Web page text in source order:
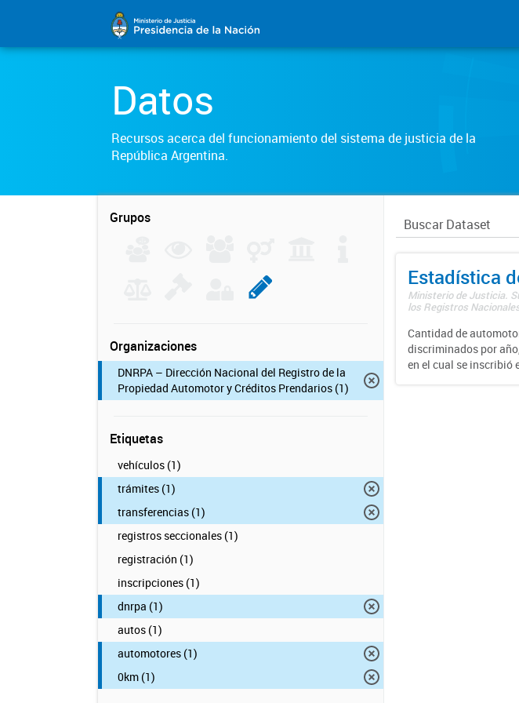
Datos
Recursos acerca del funcionamiento del sistema de justicia de la
República Argentina.
Grupos
Organizaciones
DNRPA – Dirección Nacional del Registro de la
Propiedad Automotor y Créditos Prendarios (1)
Etiquetas
vehículos (1)
trámites (1)
transferencias (1)
registros seccionales (1)
registración (1)
inscripciones (1)
dnrpa (1)
autos (1)
automotores (1)
0km (1)
Estadística
Ministerio de Justicia.
los Registros
Cantidad de
discriminados por
en el cual se inscribió